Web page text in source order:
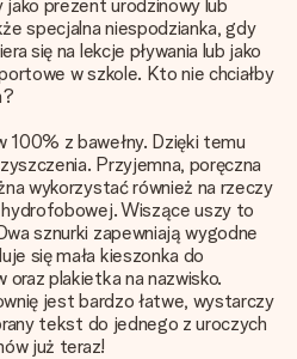
prezent urodzinowy lub
specjalna niespodzianka, gdy
się na lekcje pływania lub jako
w szkole. Kto nie chciałby
100% z bawełny. Dzięki temu
Przyjemna, poręczna
wykorzystać również na rzeczy
hydrofobowej. Wiszące uszy to
sznurki zapewniają wygodne
się mała kieszonka do
plakietka na nazwisko.
jest bardzo łatwe, wystarczy
tekst do jednego z uroczych
już teraz!